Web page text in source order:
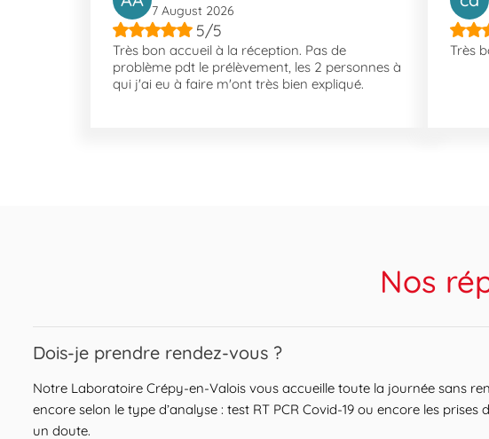
7 August 2026
5/5
Très bon accueil à la réception. Pas de
problème pdt le prélèvement, les 2 personnes à
qui j'ai eu à faire m'ont très bien expliqué.
Très
Nos
Dois-je prendre rendez-vous ?
Expand or collapse answer
Notre Laboratoire Crépy-en-Valois vous accueille toute la journée sans
encore selon le type d’analyse : test RT PCR Covid-19 ou encore les
un doute.